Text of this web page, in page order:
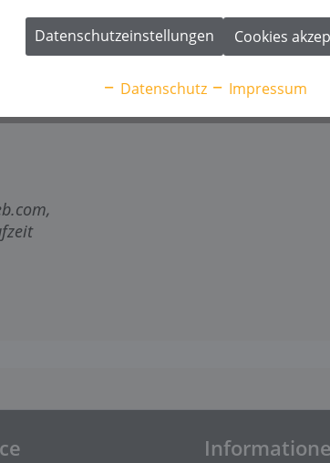
,
Datenschutzeinstellungen Cookies
Datenschutz Impressum